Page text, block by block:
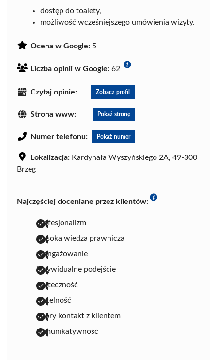
dostęp do toalety,
możliwość wcześniejszego umówienia wizyty.
Ocena w Google: 5
Liczba opinii w Google: 62
Czytaj opinie: Zobacz profil
Strona www: Pokaż stronę
Numer telefonu: Pokaż numer
Lokalizacja: Kardynała Wyszyńskiego 2A, 49-300
Brzeg
Najczęściej doceniane przez klientów:
profesjonalizm
wysoka wiedza prawnicza
zaangażowanie
indywidualne podejście
skuteczność
rzetelność
dobry kontakt z klientem
komunikatywność